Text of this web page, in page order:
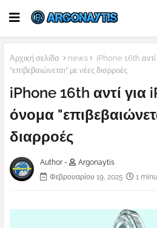
Αρχική σελίδα news
iPhone 16th
"επιβεβαιώνεται" με νέες διαρροές
iPhone 16th αντί για
όνομα
διαρροές
Author -
Argonaytis
Φεβρουαρίου 19, 2025
1